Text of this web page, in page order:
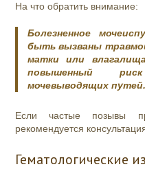
На что обратить внимание:
Болезненное
быть вызваны
матки или
повышенный
мочевыводящих путей.
Если частые позывы
рекомендуется
Гематологические